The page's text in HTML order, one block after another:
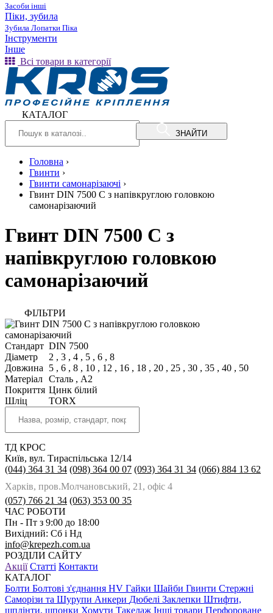
Засоби інші
Піки, зубила
Зубила Лопатки Піка
Інструменти
Інше
Всі товари в категорії
КАТАЛОГ
ЗНАЙТИ
Головна ›
Гвинти ›
Гвинти самонарізаючі ›
Гвинт DIN 7500 C з напівкруглою головкою
самонарізаючий
Гвинт DIN 7500 C з
напівкруглою головкою
самонарізаючий
ФIЛЬТРИ
Стандарт DIN 7500
Діаметр
2 , 3 , 4 , 5 , 6 , 8
Довжина
5 , 6 , 8 , 10 , 12 , 16 , 18 , 20 , 25 , 30 , 35 , 40 , 50
Матеріал Сталь , A2
Покриття Цинк білий
Шліц
TORX
ТД КРОС
Київ, вул. Тираспільська 12/14
(044) 364 31 34 (098) 364 00 07 (093) 364 31 34 (066) 884 13 62
Харків, пров.Молчановський, 21, офіс 4
(057) 766 21 34 (063) 353 00 35
ЧАС РОБОТИ
Пн - Пт з 9:00 до 18:00
Вихідний: Сб і Нд
info@krepezh.com.ua
РОЗДІЛИ САЙТУ
Акції Статті Контакти
КАТАЛОГ
Болти Болтові з'єднання HV Гайки Шайби Гвинти Стержні
Саморізи та Шурупи Анкери Дюбелі Заклепки Штифти,
шплінти, шпонки Хомути Такелаж Інші товари Перфороване